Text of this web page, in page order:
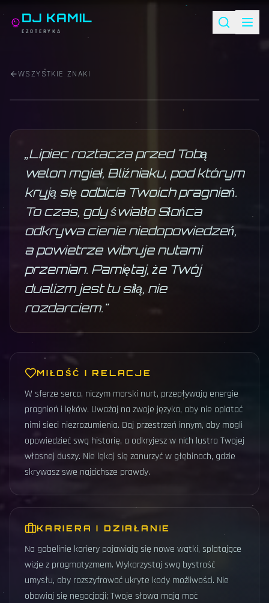
DJ KAMIL
EZOTERYKA
WSZYSTKIE ZNAKI
♊
HOROSKOP ·
Kastor i Polluks·21.05 – 20.06
„Lipiec roztacza przed Tobą
welon mgieł, Bliźniaku, pod którym
kryją się odbicia Twoich pragnień.
To czas, gdy światło Słońca
odkrywa cienie niedopowiedzeń,
a powietrze wibruje nutami
przemian. Pamiętaj, że Twój
dualizm jest tu siłą, nie
rozdarciem. "
MIŁOŚĆ I RELACJE
W sferze serca, niczym morski nurt, przepływają energie
pragnień i lęków. Uważaj na zwoje języka, aby nie oplatać
nimi sieci niezrozumienia. Daj przestrzeń innym, aby mogli
opowiedzieć swą historię, a odkryjesz w nich lustra Twojej
własnej duszy. Nie lękaj się zanurzyć w głębinach, gdzie
skrywasz swe najcichsze prawdy.
KARIERA I DZIAŁANIE
Na gobelinie kariery pojawiają się nowe wątki, splatające
wizje z pragmatyzmem. Wykorzystaj swą bystrość
umysłu, aby rozszyfrować ukryte kody możliwości. Nie
obawiaj się negocjacji; Twoje słowa mają moc